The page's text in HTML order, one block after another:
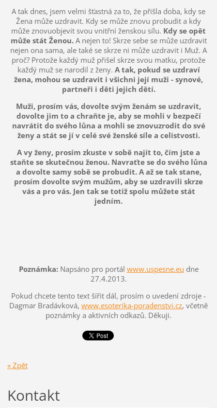
A tak dnes, jsem velmi šťastná za to, že přišla doba, kdy se
Žena může uzdravit. Kdy se může znovu probudit a kdy
může znovuobjevit svou vnitřní ženskou sílu. Kdy se opět
může stát Ženou.A nejen to! Skrze sebe se může uzdravit
nejen ona sama, ale také se skrze ni může uzdravit i Muž. A
proč? Protože každý muž přišel skrze svou matku, protože
každý muž se narodil z ženy. A tak, pokud se uzdraví
žena, mohou se uzdravit i všichni její muži - synové,
partneři i děti jejich dětí.
Muži, prosím vás, dovolte svým ženám se uzdravit,
dovolte jim to a chraňte je, aby se mohli v bezpečí
navrátit do svého lůna a mohli se znovuzrodit do své
ženy a stát se jí v celé své ženské síle a celistvosti.
A vy ženy, prosím zkuste v sobě najít to, čím jste a
staňte se skutečnou ženou. Navraťte se do svého lůna
a dovolte samy sobě se probudit. A až se tak stane,
prosím dovolte svým mužům, aby se uzdravili skrze
vás a pro vás. Jen tak se totiž spolu můžete stát
jedním.
Poznámka:Napsáno pro portál www.uspesne.eu dne
27.4.2013.
Pokud chcete tento text šířit dál, prosím o uvedení zdroje -
Dagmar Bradávková, www.esoterika-poradenstvi.cz, včetně
poznámky a aktivních odkazů. Děkuji.
« Zpět
Kontakt